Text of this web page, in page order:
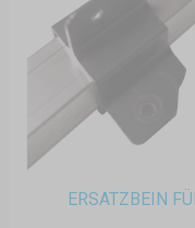
ERSATZBEIN